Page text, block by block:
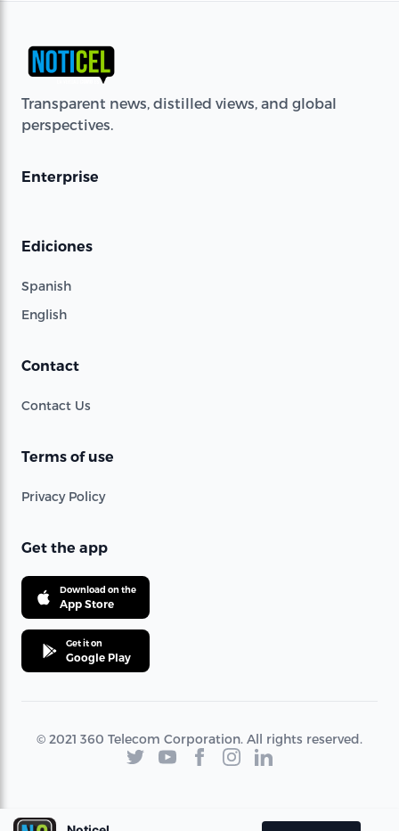
Transparent news, distilled views, and global
perspectives.
Enterprise
Ediciones
Spanish
English
Contact
Contact Us
Terms of use
Privacy Policy
Get the app
Download on the
App Store
Get it on
Google Play
© 2021 360 Telecom Corporation. All rights reserved.